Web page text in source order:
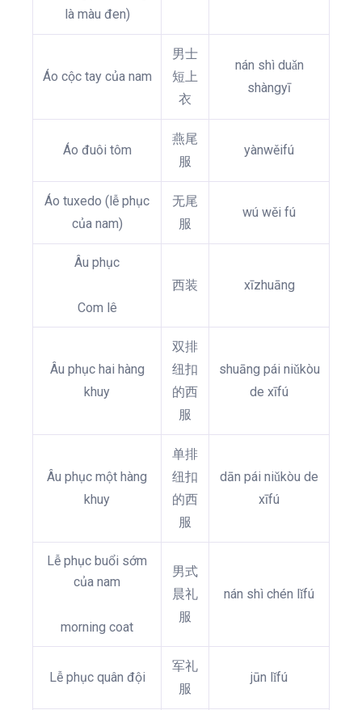
là màu đen)
Áo cộc tay của nam
男士
短上
衣
nán shì duǎn
shàngyī
Áo đuôi tôm
燕尾
服
yànwěifú
Áo tuxedo (lễ phục
của nam)
无尾
服
wú wěi fú
Âu phục
Com lê
西装 xīzhuāng
Âu phục hai hàng
khuy
双排
纽扣
的西
服
shuāng pái niǔkòu
de xīfú
Âu phục một hàng
khuy
单排
纽扣
的西
服
dān pái niǔkòu de
xīfú
Lễ phục buổi sớm
của nam
morning coat
男式
晨礼
服
nán shì chén lǐfú
Lễ phục quân đội
军礼
服
jūn lǐfú